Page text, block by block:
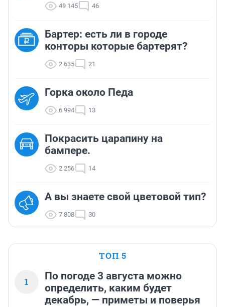
49 145 46
Бартер: есть ли в городе
конторы которые бартерят?
2 635 21
Горка около Педа
6 994 13
Покрасить царапину на
бампере.
2 256 14
А вы знаете свой цветовой тип?
7 808 30
ТОП 5
1
По погоде 3 августа можно
определить, каким будет
декабрь, — приметы и поверья